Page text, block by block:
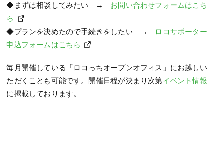
◆まずは相談してみたい → お問い合わせフォームはこち
ら
◆プランを決めたので手続きをしたい → ロコサポーター
申込フォームはこちら
毎月開催している「ロコっちオープンオフィス」にお越しい
ただくことも可能です。開催日程が決まり次第イベント情報
に掲載しております。